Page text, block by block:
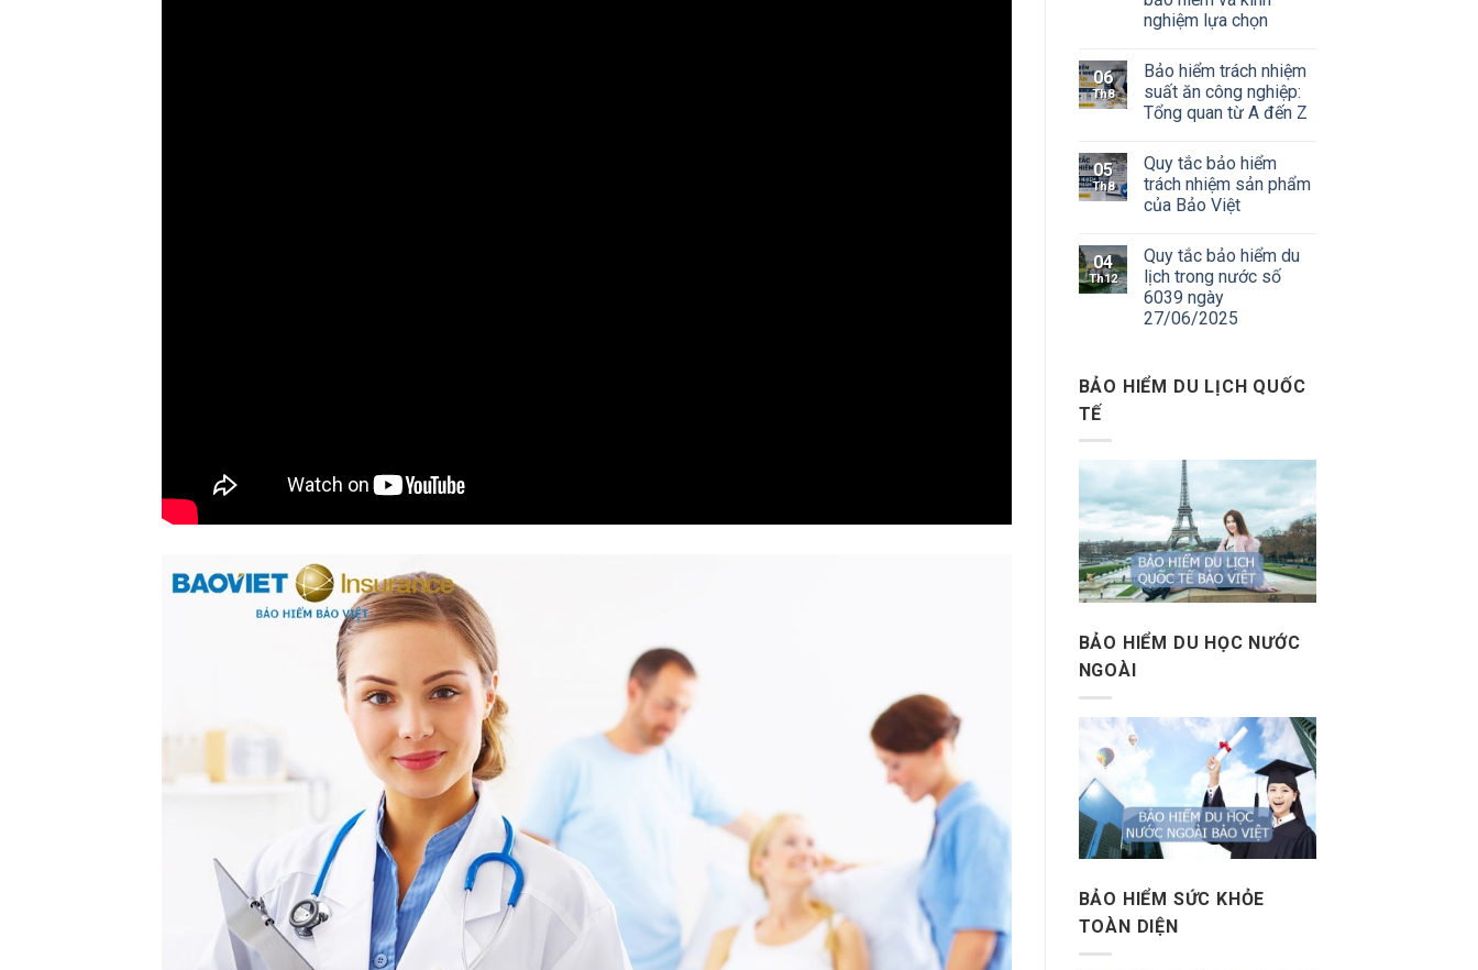
nghiệm lựa chọn
06
Th8
Bảo hiểm trách nhiệm
suất ăn công nghiệp:
Tổng quan từ A đến Z
05
Th8
Quy tắc bảo hiểm
trách nhiệm sản phẩm
của Bảo Việt
04
Th12
Quy tắc bảo hiểm du
lịch trong nước số
6039 ngày
27/06/2025
BẢO HIỂM DU LỊCH QUỐC
TẾ
BẢO HIỂM DU HỌC NƯỚC
NGOÀI
BẢO HIỂM SỨC KHỎE
TOÀN DIỆN